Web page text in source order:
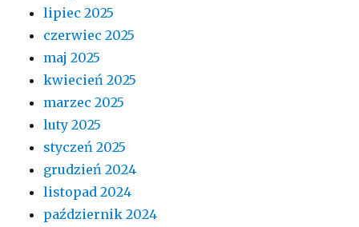
lipiec 2025
czerwiec 2025
maj 2025
kwiecień 2025
marzec 2025
luty 2025
styczeń 2025
grudzień 2024
listopad 2024
październik 2024